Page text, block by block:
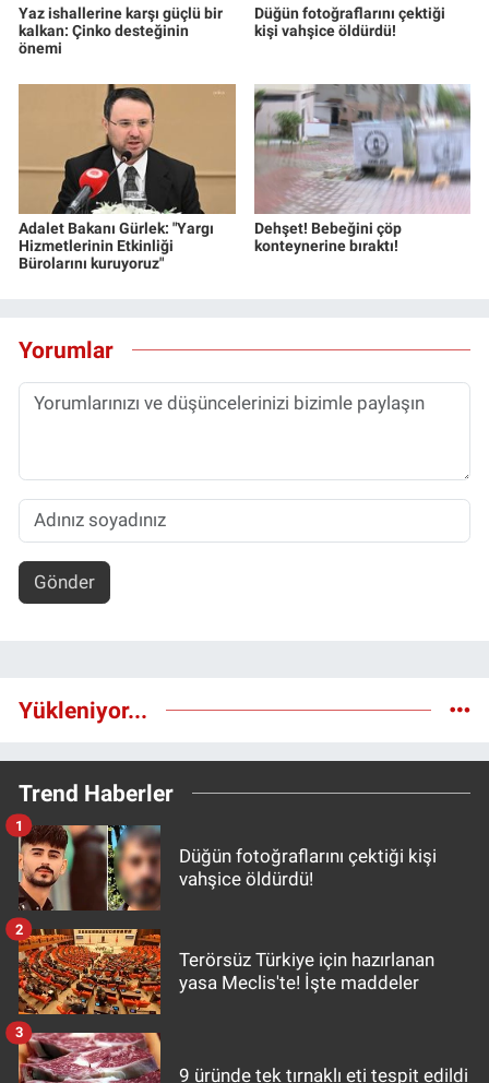
Yaz ishallerine karşı güçlü bir
kalkan: Çinko desteğinin
önemi
Düğün fotoğraflarını çektiği
kişi vahşice öldürdü!
Adalet Bakanı Gürlek: "Yargı
Hizmetlerinin Etkinliği
Bürolarını kuruyoruz"
Dehşet! Bebeğini çöp
konteynerine bıraktı!
Yorumlar
Gönder
Yükleniyor...
Trend Haberler
Düğün fotoğraflarını çektiği kişi
vahşice öldürdü!
1
Terörsüz Türkiye için hazırlanan
yasa Meclis'te! İşte maddeler
2
9 üründe tek tırnaklı eti tespit edildi
3
Yerel Yaşam